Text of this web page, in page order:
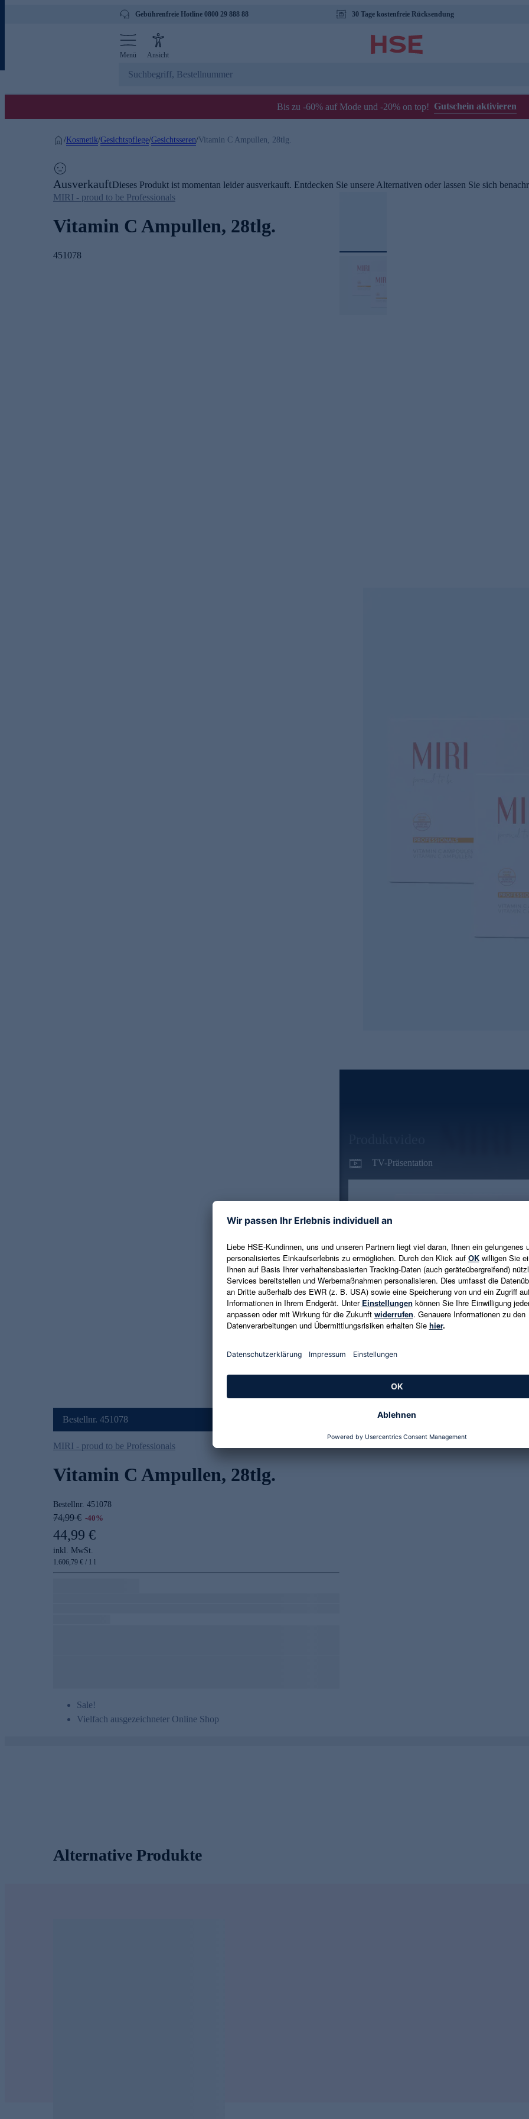
Gebührenfreie Hotline 0800 29 888 88 30 Tage kostenfreie Rücksendung
Menü Ansicht
Bis zu -60% auf Mode und -20% on top! Gutschein aktivieren
/Kosmetik/Gesichtspflege/Gesichtsseren/Vitamin C Ampullen, 28tlg.
AusverkauftDieses Produkt ist momentan leider ausverkauft. Entdecken Sie unsere Alternativen oder lassen Sie sich
MIRI - proud to be Professionals
Vitamin C Ampullen, 28tlg.
451078
TV-Präsentation
Genannte Preise und Aktionen können abweichen
Bestellnr. 451078
MIRI - proud to be Professionals
Vitamin C Ampullen, 28tlg.
Bestellnr. 451078
74,99 € -40%
44,99 €
inkl. MwSt.
1.606,79 € / 1 l
Sale!
Vielfach ausgezeichneter Online Shop
Alternative Produkte